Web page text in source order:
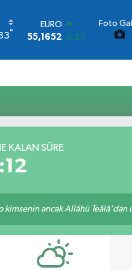
°
EURO
55,1652 0.27
64,4046 0.35
6648.99 2.59
DOLAR
Foto
KALAN SÜRE
ancak Allâhü Teâlâ'dan